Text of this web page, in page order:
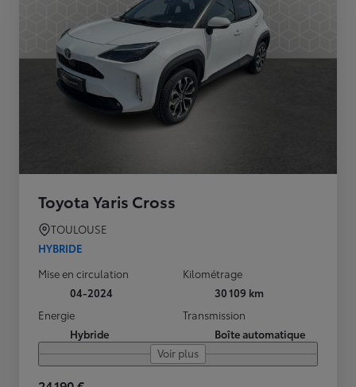
Toyota Yaris Cross
TOULOUSE
HYBRIDE
Mise en circulation
04-2024
Kilométrage
30 109 km
Energie
Hybride
Transmission
Boîte automatique
Voir plus